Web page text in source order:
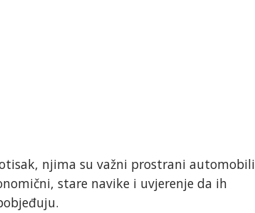
njima su važni prostrani automobili
stare navike i uvjerenje da ih